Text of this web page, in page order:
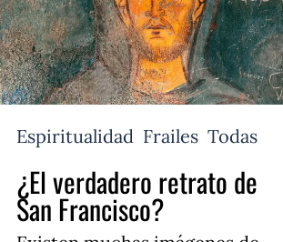
Espiritualidad Frailes Todas
¿El verdadero retrato de
San Francisco?